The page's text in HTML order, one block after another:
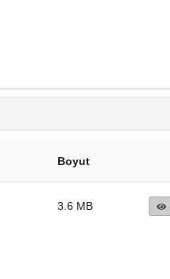
Boyut
3.6 MB